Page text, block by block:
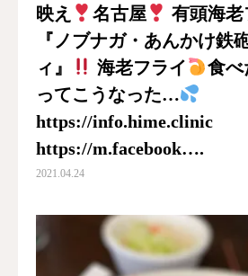
映え 名古屋 有頭海老
『ノブナガ・あんかけ鉄
ィ』
海老フライ
食べ
ってこうなった…
https://info.hime.clinic
https://m.facebook….
2021.04.24
あなたの細胞が、あなたを治す。
ヒメクリニック
ヒメクリニック通信
ニュース